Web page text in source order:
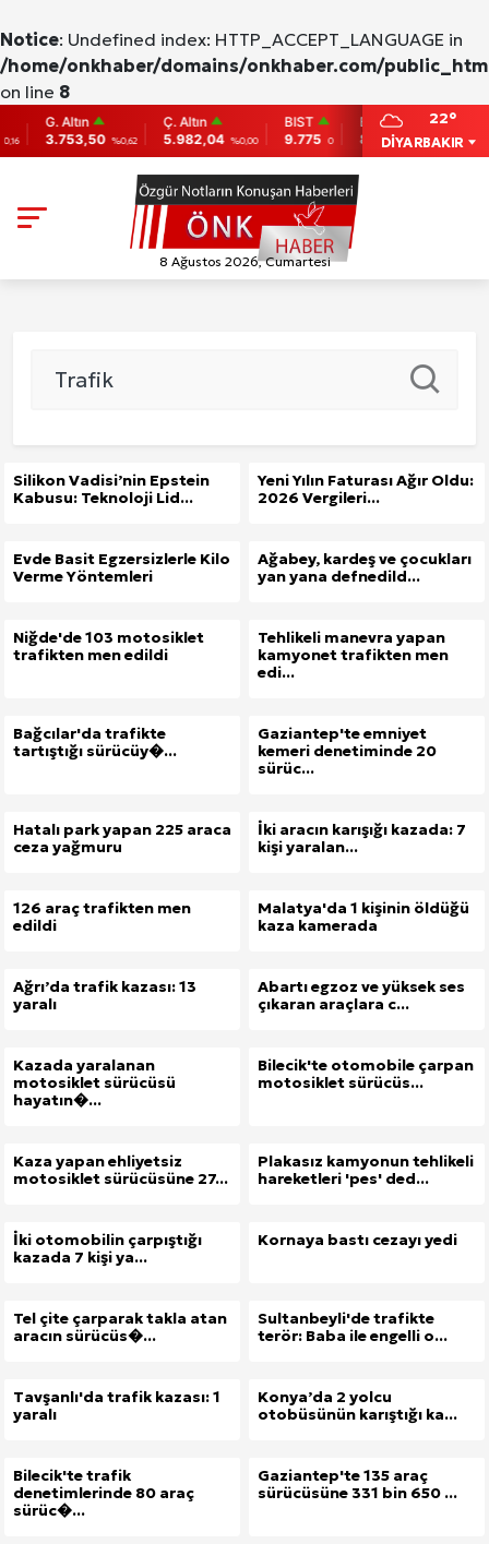
Notice: Undefined index: HTTP_ACCEPT_LANGUAGE in
/home/onkhaber/domains/onkhaber.com/
on line 8
G. Altın
3.753,50 %0,62
Ç. Altın
5.982,04
%0,00
BIST
9.775 0
BITCOIN
86,956.742
-0.31
DİYARBAKIR
22°
8 Ağustos 2026, Cumartesi
Silikon Vadisi’nin Epstein
Kabusu: Teknoloji Lid...
Yeni Yılın Faturası Ağır Oldu:
2026 Vergileri...
Evde Basit Egzersizlerle Kilo
Verme Yöntemleri
Ağabey, kardeş ve çocukları
yan yana defnedild...
Niğde'de 103 motosiklet
trafikten men edildi
Tehlikeli manevra yapan
kamyonet trafikten men
edi...
Bağcılar'da trafikte
tartıştığı sürücüy�...
Gaziantep'te emniyet
kemeri denetiminde 20
sürüc...
Hatalı park yapan 225 araca
ceza yağmuru
İki aracın karışığı kazada: 7
kişi yaralan...
126 araç trafikten men
edildi
Malatya'da 1 kişinin öldüğü
kaza kamerada
Ağrı’da trafik kazası: 13
yaralı
Abartı egzoz ve yüksek ses
çıkaran araçlara c...
Kazada yaralanan
motosiklet sürücüsü
hayatın�...
Bilecik'te otomobile çarpan
motosiklet sürücüs...
Kaza yapan ehliyetsiz
motosiklet sürücüsüne 27...
Plakasız kamyonun tehlikeli
hareketleri 'pes' ded...
İki otomobilin çarpıştığı
kazada 7 kişi ya...
Kornaya bastı cezayı yedi
Tel çite çarparak takla atan
aracın sürücüs�...
Sultanbeyli'de trafikte
terör: Baba ile engelli o...
Tavşanlı'da trafik kazası: 1
yaralı
Konya’da 2 yolcu
otobüsünün karıştığı ka...
Bilecik'te trafik
denetimlerinde 80 araç
sürüc�...
Gaziantep'te 135 araç
sürücüsüne 331 bin 650 ...